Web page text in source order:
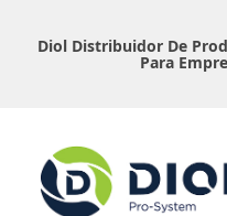
Diol Distribuidor De
Para